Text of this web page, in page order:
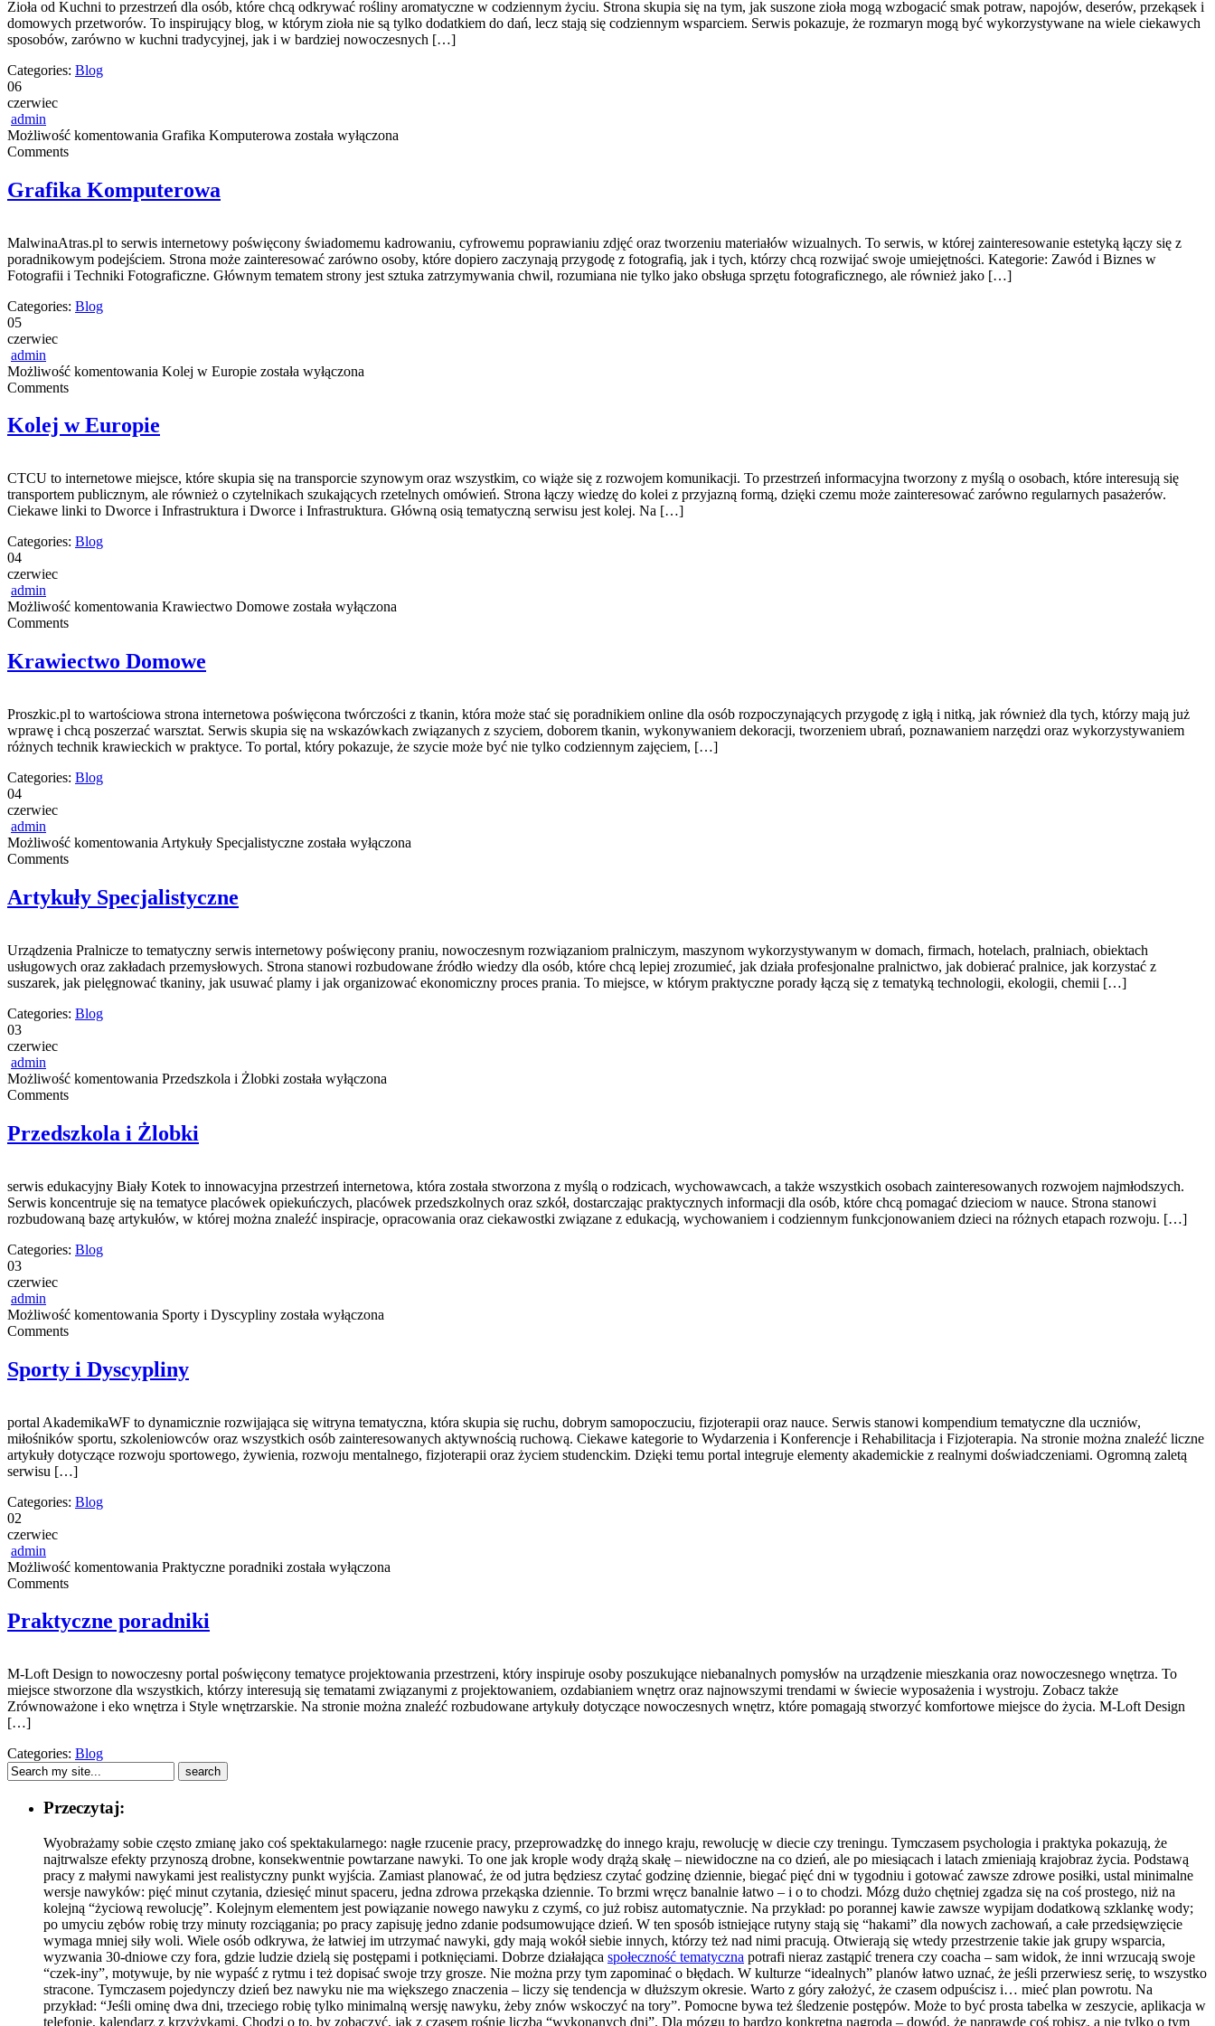
Zioła od Kuchni to przestrzeń dla osób, które chcą odkrywać rośliny aromatyczne w codziennym życiu. Strona skupia się na tym, jak suszone zioła mogą wzbogacić smak potraw, napojów, deserów, przekąsek i
domowych przetworów. To inspirujący blog, w którym zioła nie są tylko dodatkiem do dań, lecz stają się codziennym wsparciem. Serwis pokazuje, że rozmaryn mogą być wykorzystywane na wiele ciekawych
sposobów, zarówno w kuchni tradycyjnej, jak i w bardziej nowoczesnych […]
Categories: Blog
06
czerwiec
admin
Możliwość komentowania Grafika Komputerowa została wyłączona
Comments
Grafika Komputerowa
MalwinaAtras.pl to serwis internetowy poświęcony świadomemu kadrowaniu, cyfrowemu poprawianiu zdjęć oraz tworzeniu materiałów wizualnych. To serwis, w której zainteresowanie estetyką łączy się z
poradnikowym podejściem. Strona może zainteresować zarówno osoby, które dopiero zaczynają przygodę z fotografią, jak i tych, którzy chcą rozwijać swoje umiejętności. Kategorie: Zawód i Biznes w
Fotografii i Techniki Fotograficzne. Głównym tematem strony jest sztuka zatrzymywania chwil, rozumiana nie tylko jako obsługa sprzętu fotograficznego, ale również jako […]
Categories: Blog
05
czerwiec
admin
Możliwość komentowania Kolej w Europie została wyłączona
Comments
Kolej w Europie
CTCU to internetowe miejsce, które skupia się na transporcie szynowym oraz wszystkim, co wiąże się z rozwojem komunikacji. To przestrzeń informacyjna tworzony z myślą o osobach, które interesują się
transportem publicznym, ale również o czytelnikach szukających rzetelnych omówień. Strona łączy wiedzę do kolei z przyjazną formą, dzięki czemu może zainteresować zarówno regularnych pasażerów.
Ciekawe linki to Dworce i Infrastruktura i Dworce i Infrastruktura. Główną osią tematyczną serwisu jest kolej. Na […]
Categories: Blog
04
czerwiec
admin
Możliwość komentowania Krawiectwo Domowe została wyłączona
Comments
Krawiectwo Domowe
Proszkic.pl to wartościowa strona internetowa poświęcona twórczości z tkanin, która może stać się poradnikiem online dla osób rozpoczynających przygodę z igłą i nitką, jak również dla tych, którzy mają już
wprawę i chcą poszerzać warsztat. Serwis skupia się na wskazówkach związanych z szyciem, doborem tkanin, wykonywaniem dekoracji, tworzeniem ubrań, poznawaniem narzędzi oraz wykorzystywaniem
różnych technik krawieckich w praktyce. To portal, który pokazuje, że szycie może być nie tylko codziennym zajęciem, […]
Categories: Blog
04
czerwiec
admin
Możliwość komentowania Artykuły Specjalistyczne została wyłączona
Comments
Artykuły Specjalistyczne
Urządzenia Pralnicze to tematyczny serwis internetowy poświęcony praniu, nowoczesnym rozwiązaniom pralniczym, maszynom wykorzystywanym w domach, firmach, hotelach, pralniach, obiektach
usługowych oraz zakładach przemysłowych. Strona stanowi rozbudowane źródło wiedzy dla osób, które chcą lepiej zrozumieć, jak działa profesjonalne pralnictwo, jak dobierać pralnice, jak korzystać z
suszarek, jak pielęgnować tkaniny, jak usuwać plamy i jak organizować ekonomiczny proces prania. To miejsce, w którym praktyczne porady łączą się z tematyką technologii, ekologii, chemii […]
Categories: Blog
03
czerwiec
admin
Możliwość komentowania Przedszkola i Żlobki została wyłączona
Comments
Przedszkola i Żlobki
serwis edukacyjny Biały Kotek to innowacyjna przestrzeń internetowa, która została stworzona z myślą o rodzicach, wychowawcach, a także wszystkich osobach zainteresowanych rozwojem najmłodszych.
Serwis koncentruje się na tematyce placówek opiekuńczych, placówek przedszkolnych oraz szkół, dostarczając praktycznych informacji dla osób, które chcą pomagać dzieciom w nauce. Strona stanowi
rozbudowaną bazę artykułów, w której można znaleźć inspiracje, opracowania oraz ciekawostki związane z edukacją, wychowaniem i codziennym funkcjonowaniem dzieci na różnych etapach rozwoju. […]
Categories: Blog
03
czerwiec
admin
Możliwość komentowania Sporty i Dyscypliny została wyłączona
Comments
Sporty i Dyscypliny
portal AkademikaWF to dynamicznie rozwijająca się witryna tematyczna, która skupia się ruchu, dobrym samopoczuciu, fizjoterapii oraz nauce. Serwis stanowi kompendium tematyczne dla uczniów,
miłośników sportu, szkoleniowców oraz wszystkich osób zainteresowanych aktywnością ruchową. Ciekawe kategorie to Wydarzenia i Konferencje i Rehabilitacja i Fizjoterapia. Na stronie można znaleźć liczne
artykuły dotyczące rozwoju sportowego, żywienia, rozwoju mentalnego, fizjoterapii oraz życiem studenckim. Dzięki temu portal integruje elementy akademickie z realnymi doświadczeniami. Ogromną zaletą
serwisu […]
Categories: Blog
02
czerwiec
admin
Możliwość komentowania Praktyczne poradniki została wyłączona
Comments
Praktyczne poradniki
M-Loft Design to nowoczesny portal poświęcony tematyce projektowania przestrzeni, który inspiruje osoby poszukujące niebanalnych pomysłów na urządzenie mieszkania oraz nowoczesnego wnętrza. To
miejsce stworzone dla wszystkich, którzy interesują się tematami związanymi z projektowaniem, ozdabianiem wnętrz oraz najnowszymi trendami w świecie wyposażenia i wystroju. Zobacz także
Zrównoważone i eko wnętrza i Style wnętrzarskie. Na stronie można znaleźć rozbudowane artykuły dotyczące nowoczesnych wnętrz, które pomagają stworzyć komfortowe miejsce do życia. M-Loft Design
[…]
Categories: Blog
Przeczytaj:
Wyobrażamy sobie często zmianę jako coś spektakularnego: nagłe rzucenie pracy, przeprowadzkę do innego kraju, rewolucję w diecie czy treningu. Tymczasem psychologia i praktyka pokazują, że
najtrwalsze efekty przynoszą drobne, konsekwentnie powtarzane nawyki. To one jak krople wody drążą skałę – niewidoczne na co dzień, ale po miesiącach i latach zmieniają krajobraz życia. Podstawą
pracy z małymi nawykami jest realistyczny punkt wyjścia. Zamiast planować, że od jutra będziesz czytać godzinę dziennie, biegać pięć dni w tygodniu i gotować zawsze zdrowe posiłki, ustal minimalne
wersje nawyków: pięć minut czytania, dziesięć minut spaceru, jedna zdrowa przekąska dziennie. To brzmi wręcz banalnie łatwo – i o to chodzi. Mózg dużo chętniej zgadza się na coś prostego, niż na
kolejną “życiową rewolucję”. Kolejnym elementem jest powiązanie nowego nawyku z czymś, co już robisz automatycznie. Na przykład: po porannej kawie zawsze wypijam dodatkową szklankę wody;
po umyciu zębów robię trzy minuty rozciągania; po pracy zapisuję jedno zdanie podsumowujące dzień. W ten sposób istniejące rutyny stają się “hakami” dla nowych zachowań, a całe przedsięwzięcie
wymaga mniej siły woli. Wiele osób odkrywa, że łatwiej im utrzymać nawyki, gdy mają wokół siebie innych, którzy też nad nimi pracują. Otwierają się wtedy przestrzenie takie jak grupy wsparcia,
wyzwania 30-dniowe czy fora, gdzie ludzie dzielą się postępami i potknięciami. Dobrze działająca społeczność tematyczna potrafi nieraz zastąpić trenera czy coacha – sam widok, że inni wrzucają swoje
“czek-iny”, motywuje, by nie wypaść z rytmu i też dopisać swoje trzy grosze. Nie można przy tym zapominać o błędach. W kulturze “idealnych” planów łatwo uznać, że jeśli przerwiesz serię, to wszystko
stracone. Tymczasem pojedynczy dzień bez nawyku nie ma większego znaczenia – liczy się tendencja w dłuższym okresie. Warto z góry założyć, że czasem odpuścisz i… mieć plan powrotu. Na
przykład: “Jeśli ominę dwa dni, trzeciego robię tylko minimalną wersję nawyku, żeby znów wskoczyć na tory”. Pomocne bywa też śledzenie postępów. Może to być prosta tabelka w zeszycie, aplikacja w
telefonie, kalendarz z krzyżykami. Chodzi o to, by zobaczyć, jak z czasem rośnie liczba “wykonanych dni”. Dla mózgu to bardzo konkretna nagroda – dowód, że naprawdę coś robisz, a nie tylko o tym